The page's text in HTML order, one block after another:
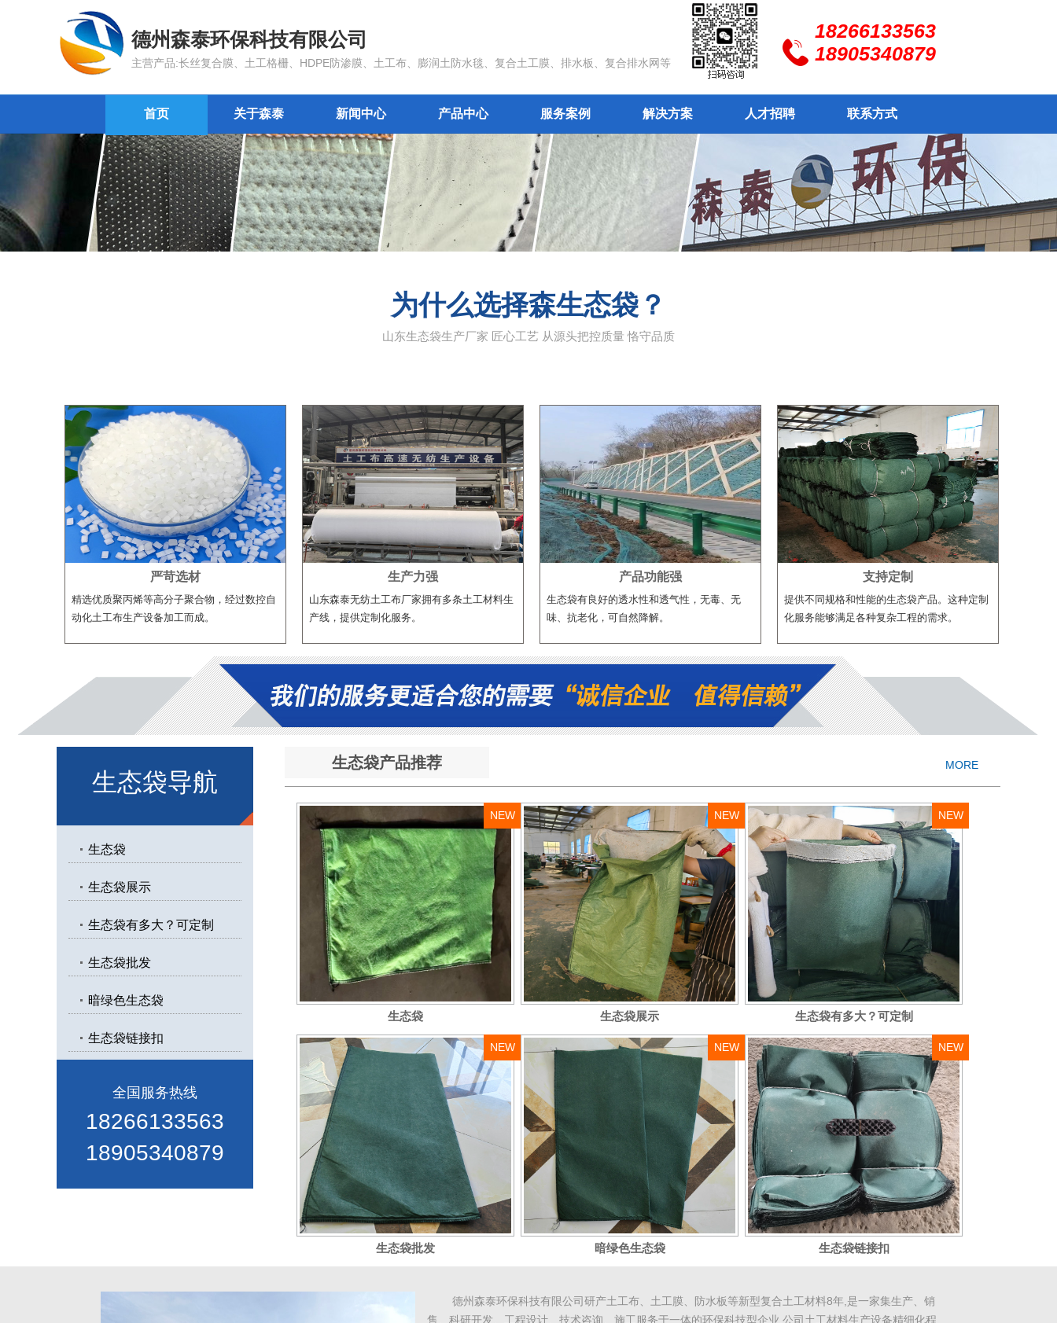
德州森泰环保科技有限公司
主营产品:长丝复合膜、土工格栅、HDPE防渗膜、土工布、膨润土防水毯、复合土工膜、排水板、复合排水网等
18266133563
18905340879
首页 关于森泰 新闻中心 产品中心 服务案例 解决方案 人才招聘 联系方式
为什么选择森生态袋？
山东生态袋生产厂家 匠心工艺 从源头把控质量 恪守品质
严苛选材
精选优质聚丙烯等高分子聚合物，经过数控自
动化土工布生产设备加工而成。
生产力强
山东森泰无纺土工布厂家拥有多条土工材料生
产线，提供定制化服务。
产品功能强
生态袋有良好的透水性和透气性，无毒、无
味、抗老化，可自然降解。
支持定制
提供不同规格和性能的生态袋产品。这种定制
化服务能够满足各种复杂工程的需求‌。
生态袋导航
生态袋
生态袋展示
生态袋有多大？可定制
生态袋批发
暗绿色生态袋
生态袋链接扣
全国服务热线
18266133563
18905340879
生态袋产品推荐 MORE
NEW
生态袋
NEW
生态袋展示
NEW
生态袋有多大？可定制
NEW
生态袋批发
NEW
暗绿色生态袋
NEW
生态袋链接扣
德州森泰环保科技有限公司研产土工布 土工膜 防水板等新型复合土工材料8年,是一家集生产、销
售、科研开发、工程设计、技术咨询、施工服务于一体的环保科技型企业,公司土工材料生产设备精细化程